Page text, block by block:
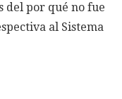
del por qué no fue
al Sistema